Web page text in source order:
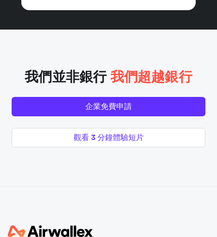
我們並非銀行我們超越銀行
企業免費申請
觀看 3 分鐘體驗短片